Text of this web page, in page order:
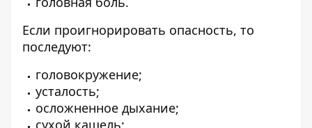
Если проигнорировать опасность, то
последуют:
головокружение;
усталость;
осложненное дыхание;
сухой кашель;